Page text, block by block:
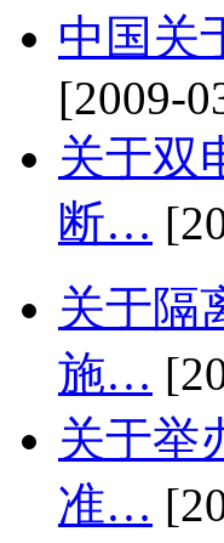
中国关
[2009-
关于双
断…
关于隔
施…
关于举
准…